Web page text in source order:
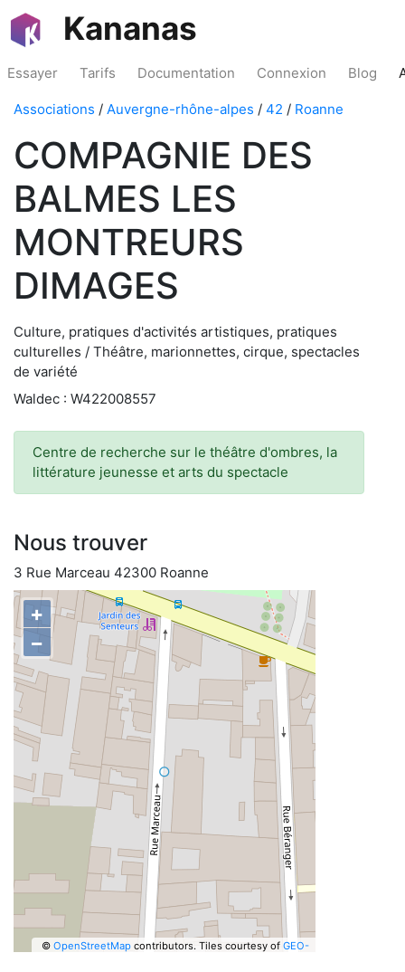
Kananas
Essayer Tarifs Documentation Connexion Blog
Associations / Auvergne-rhône-alpes / 42 / Roanne
COMPAGNIE DES
BALMES LES
MONTREURS
DIMAGES
Culture, pratiques d'activités artistiques, pratiques
culturelles / Théâtre, marionnettes, cirque, spectacles
de variété
Waldec : W422008557
Centre de recherche sur le théâtre d'ombres, la
littérature jeunesse et arts du spectacle
Nous trouver
3 Rue Marceau 42300 Roanne
+
−
© OpenStreetMapcontributors. Tiles courtesy of GEO-